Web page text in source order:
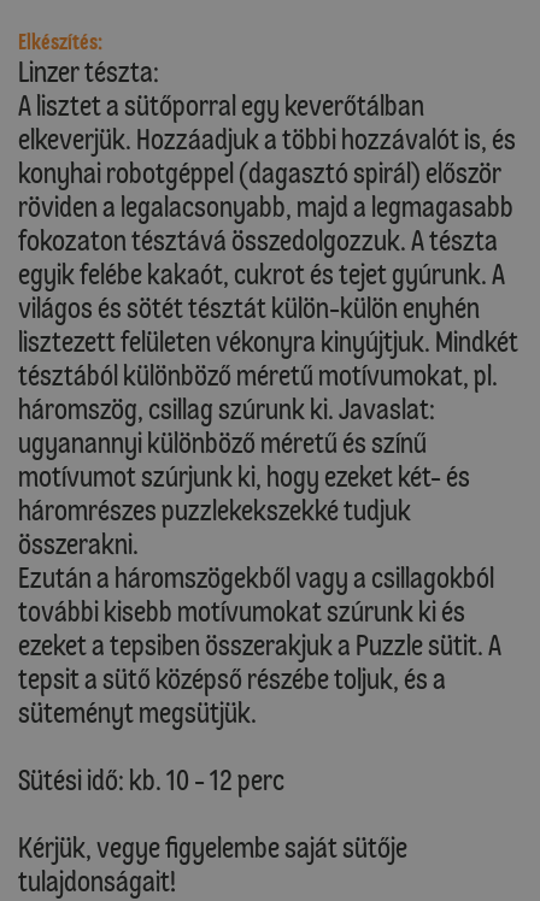
Elkészítés:
Linzer tészta:
A lisztet a sütőporral egy keverőtálban
elkeverjük. Hozzáadjuk a többi hozzávalót is, és
konyhai robotgéppel (dagasztó spirál) először
röviden a legalacsonyabb, majd a legmagasabb
fokozaton tésztává összedolgozzuk. A tészta
egyik felébe kakaót, cukrot és tejet gyúrunk. A
világos és sötét tésztát külön-külön enyhén
lisztezett felületen vékonyra kinyújtjuk. Mindkét
tésztából különböző méretű motívumokat, pl.
háromszög, csillag szúrunk ki. Javaslat:
ugyanannyi különböző méretű és színű
motívumot szúrjunk ki, hogy ezeket két- és
háromrészes puzzlekekszekké tudjuk
összerakni.
Ezután a háromszögekből vagy a csillagokból
további kisebb motívumokat szúrunk ki és
ezeket a tepsiben összerakjuk a Puzzle sütit. A
tepsit a sütő középső részébe toljuk, és a
süteményt megsütjük.
Sütési idő: kb. 10 - 12 perc
Kérjük, vegye figyelembe saját sütője
tulajdonságait!